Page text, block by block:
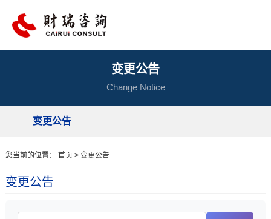
变更公告
Change Notice
变更公告
您当前的位置： 首页 > 变更公告
变更公告